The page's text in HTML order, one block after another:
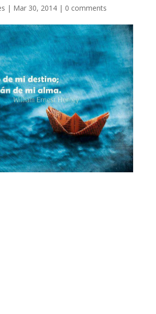
| Mar 30, 2014| 0 comments